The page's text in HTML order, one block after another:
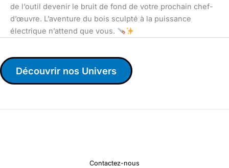
de l’outil devenir le bruit de fond de votre prochain chef-
d’œuvre. L’aventure du bois sculpté à la puissance
électrique n’attend que vous.
Découvrir nos Univers
Contactez-nous